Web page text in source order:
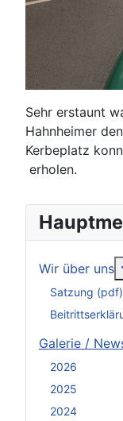
Sehr erstaunt
Hahnheimer
Kerbeplatz
erholen.
Wir über uns
Satzung (pdf)
Galerie /
2026
2025
2024